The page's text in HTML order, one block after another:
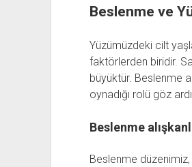
Beslenme ve
Yüzümüzdeki cilt
faktörlerden biridir.
büyüktür. Beslenme
oynadığı rolü göz
Beslenme
Beslenme